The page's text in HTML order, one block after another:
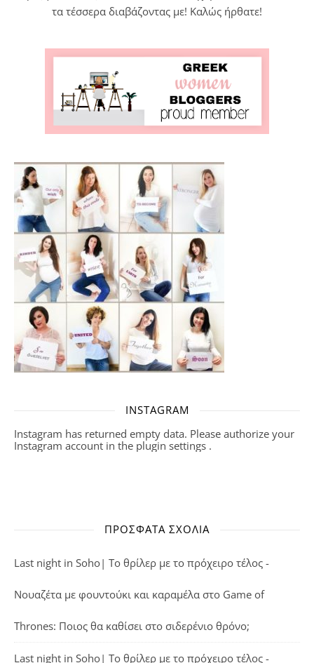
τα τέσσερα διαβάζοντας με! Καλώς ήρθατε!
INSTAGRAM
Instagram has returned empty data. Please authorize your
Instagram account in the plugin settings .
ΠΡΌΣΦΑΤΑ ΣΧΌΛΙΑ
Last night in Soho| Το θρίλερ με το πρόχειρο τέλος -
Νουαζέτα με φουντούκι και καραμέλα στο Game of
Thrones: Ποιος θα καθίσει στο σιδερένιο θρόνο;
Last night in Soho| Το θρίλερ με το πρόχειρο τέλος -